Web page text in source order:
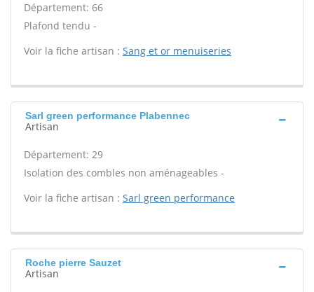
Département: 66
Plafond tendu -
Voir la fiche artisan : Sang et or menuiseries
Sarl green performance Plabennec
Artisan
Département: 29
Isolation des combles non aménageables -
Voir la fiche artisan : Sarl green performance
Roche pierre Sauzet
Artisan